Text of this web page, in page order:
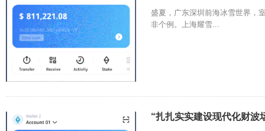
盛夏，广东深圳前海冰雪世界，
非个例。上海耀雪...
“扎扎实实建设现代化财波